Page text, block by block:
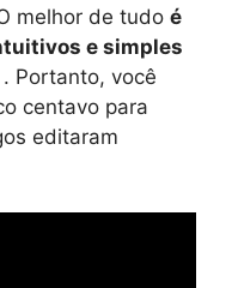
melhor de tudo é
e simples
. Portanto, você
centavo para
editaram